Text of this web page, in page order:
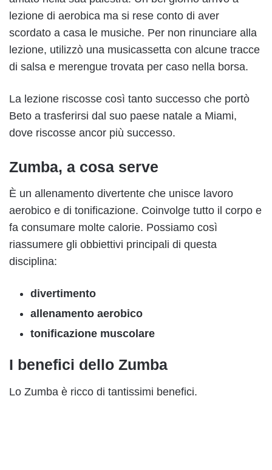
lezione di aerobica ma si rese conto di aver
scordato a casa le musiche. Per non rinunciare alla
lezione, utilizzò una musicassetta con alcune tracce
di salsa e merengue trovata per caso nella borsa.
La lezione riscosse così tanto successo che portò
Beto a trasferirsi dal suo paese natale a Miami,
dove riscosse ancor più successo.
Zumba, a cosa serve
È un allenamento divertente che unisce lavoro
aerobico e di tonificazione. Coinvolge tutto il corpo e
fa consumare molte calorie. Possiamo così
riassumere gli obbiettivi principali di questa
disciplina:
divertimento
allenamento aerobico
tonificazione muscolare
I benefici dello Zumba
Lo Zumba è ricco di tantissimi benefici.